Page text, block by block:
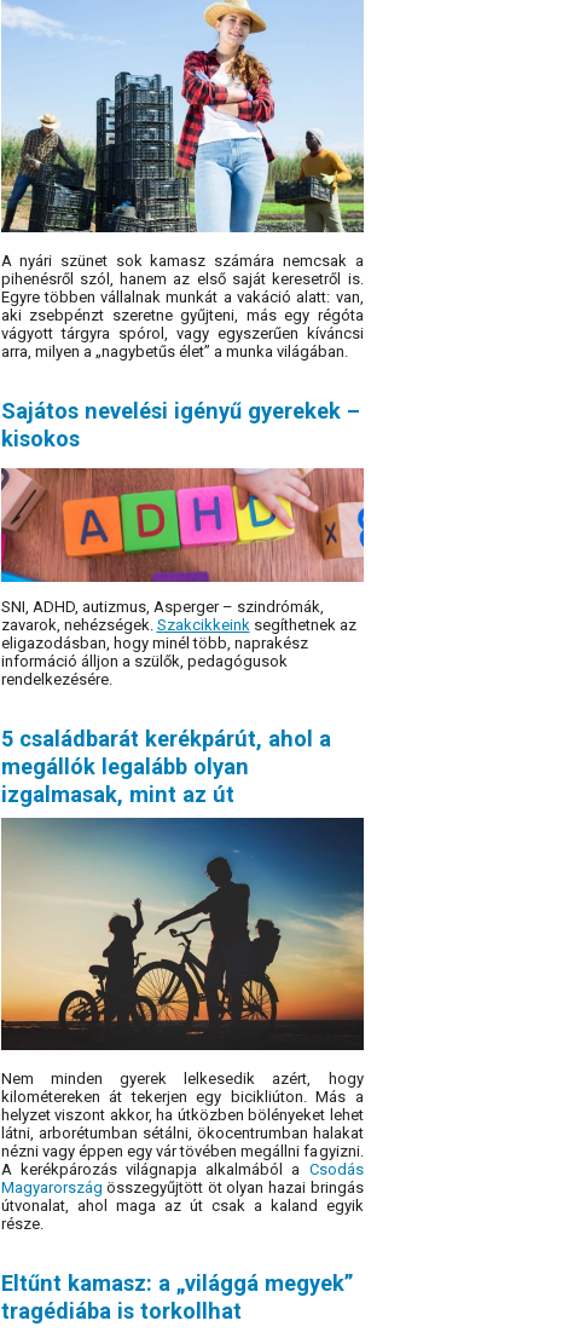
A nyári szünet sok kamasz számára nemcsak a
pihenésről szól, hanem az első saját keresetről is.
Egyre többen vállalnak munkát a vakáció alatt: van,
aki zsebpénzt szeretne gyűjteni, más egy régóta
vágyott tárgyra spórol, vagy egyszerűen kíváncsi
arra, milyen a „nagybetűs élet” a munka világában.
Sajátos nevelési igényű gyerekek –
kisokos
SNI, ADHD, autizmus, Asperger – szindró­mák,
zavarok, nehézségek. Szakcikkeinksegíthetnek az
eligazodásban, hogy minél több, naprakész
információ álljon a szülők, pedagógusok
rendelkezésére.
5 családbarát kerékpárút, ahol a
megállók legalább olyan
izgalmasak, mint az út
Nem minden gyerek lelkesedik azért, hogy
kilométereken át tekerjen egy bicikliúton. Más a
helyzet viszont akkor, ha útközben bölényeket lehet
látni, arborétumban sétálni, ökocentrumban halakat
nézni vagy éppen egy vár tövében megállni fagyizni.
A kerékpározás világnapja alkalmából a Csodás
Magyarország összegyűjtött öt olyan hazai bringás
útvonalat, ahol maga az út csak a kaland egyik
része.
Eltűnt kamasz: a „világgá megyek”
tragédiába is torkollhat